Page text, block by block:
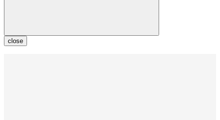
close